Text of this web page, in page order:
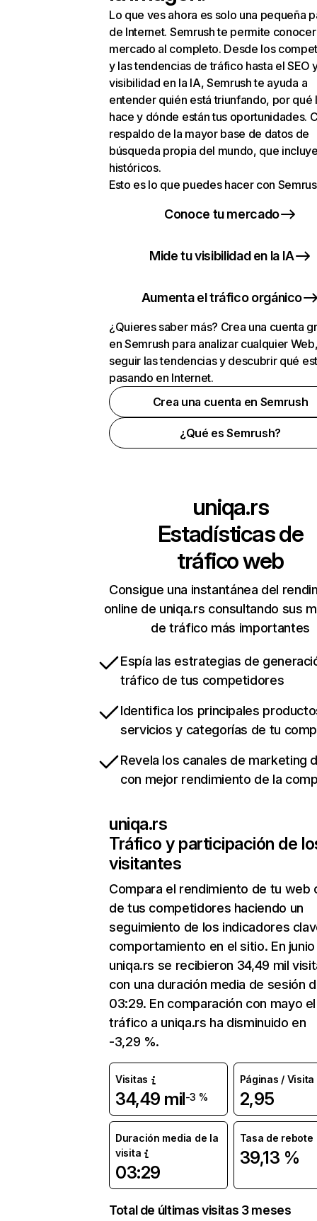
Lo que ves ahora es solo una pequeña
de Internet. Semrush te permite
mercado al completo. Desde los
y las tendencias de tráfico hasta el SEO
visibilidad en la IA, Semrush te ayuda a
entender quién está triunfando, por qué
hace y dónde están tus oportunidades.
respaldo de la mayor base de datos de
búsqueda propia del mundo, que
históricos.
Esto es lo que puedes hacer con
Conoce tu mercado
Mide tu visibilidad en la IA
Aumenta el tráfico orgánico
¿Quieres saber más? Crea una cuenta
en Semrush para analizar cualquier
seguir las tendencias y descubrir qué
pasando en Internet.
Crea una cuenta en Semrush
¿Qué es Semrush?
uniqa.rs
Estadísticas de
tráfico web
Consigue una instantánea del
online de uniqa.rs consultando sus
de tráfico más importantes
Espía las estrategias de
tráfico de tus competidores
Identifica los principales
servicios y categorías de tu
Revela los canales de marketing
con mejor rendimiento de la
uniqa.rs
Tráfico y participación de
visitantes
Compara el rendimiento de tu web
de tus competidores haciendo un
seguimiento de los indicadores
comportamiento en el sitio. En junio
uniqa.rs se recibieron 34,49 mil
con una duración media de sesión
03:29. En comparación con mayo el
tráfico a uniqa.rs ha disminuido en
-3,29 %.
Visitas
34,49 mil-3 %
Páginas / Visita
2,95
Duración media de la
visita
03:29
Tasa de rebote
39,13 %
Total de últimas visitas 3 meses